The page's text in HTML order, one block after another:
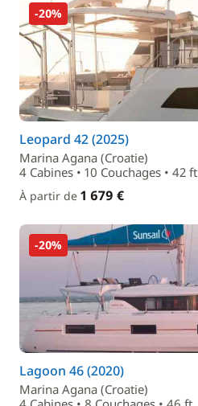
-20%
Leopard 42 (2025)
Marina Agana (Croatie)
4 Cabines • 10 Couchages • 42 ft
À partir de 1 679 €
-20%
Lagoon 46 (2020)
Marina Agana (Croatie)